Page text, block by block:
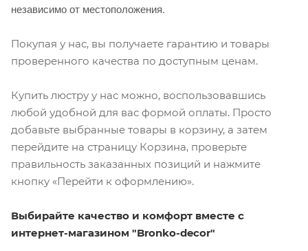
независимо от местоположения.
Покупая у нас, вы получаете гарантию и товары
проверенного качества по доступным ценам.
Купить люстру у нас можно, воспользовавшись
любой удобной для вас формой оплаты. Просто
добавьте выбранные товары в корзину, а затем
перейдите на страницу Корзина, проверьте
правильность заказанных позиций и нажмите
кнопку «Перейти к оформлению».
Выбирайте качество и комфорт вместе с
интернет-магазином "Bronko-decor"